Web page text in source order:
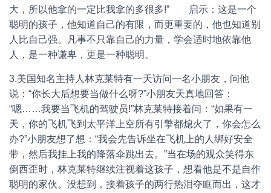
大，所以他拿的一定比我拿的多很多!” 启示：这是一个
聪明的孩子，他知道自己的有限，而更重要的，他也知道别
人比自己强。凡事不只靠自己的力量，学会适时地依靠他
人，是一种谦卑，更是一种聪明。
3.美国知名主持人林克莱特有一天访问一名小朋友，问他
说：“你长大后想要当做什么呀?”小朋友天真地回答：
“嗯……我要当飞机的驾驶员!”林克莱特接着问：“如果有一
天，你的飞机飞到太平洋上空所有引擎都熄火了，你会怎么
办?”小朋友想了想：“我会先告诉坐在飞机上的人绑好安全
带，然后我挂上我的降落伞跳出去。”当在场的观众笑得东
倒西歪时，林克莱特继续注视着这孩子，想看他是不是自作
聪明的家伙。没想到，接着孩子的两行热泪夺眶而出，这才